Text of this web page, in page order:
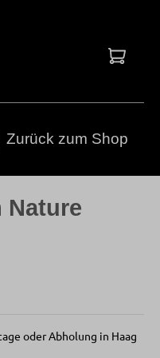
Zurück zum Shop
Nature
oder Abholung in Haag